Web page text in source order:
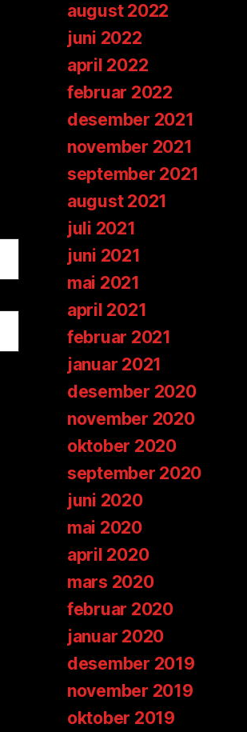
august 2022
juni 2022
april 2022
februar 2022
desember 2021
november 2021
september 2021
august 2021
juli 2021
juni 2021
mai 2021
april 2021
februar 2021
januar 2021
desember 2020
november 2020
oktober 2020
september 2020
juni 2020
mai 2020
april 2020
mars 2020
februar 2020
januar 2020
desember 2019
november 2019
oktober 2019